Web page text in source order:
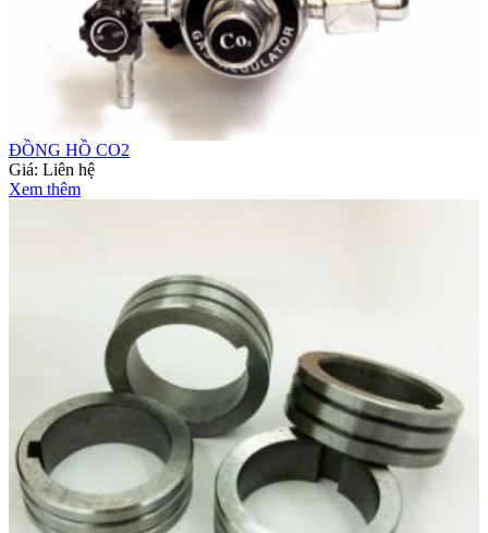
ĐỒNG HỒ CO2
Giá: Liên hệ
Xem thêm